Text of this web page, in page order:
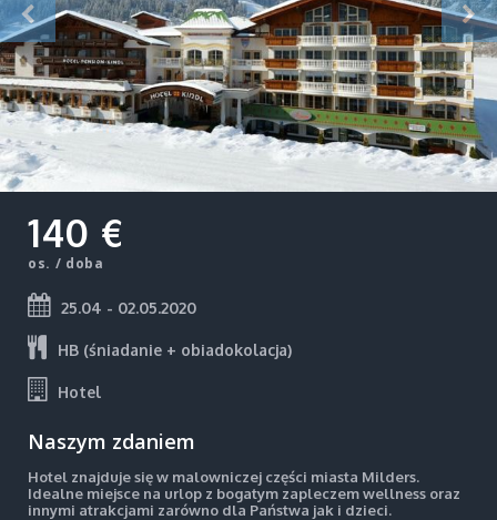
140 €
os. / doba
25.04 - 02.05.2020
HB (śniadanie + obiadokolacja)
Hotel
Naszym zdaniem
Hotel znajduje się w malowniczej części miasta Milders.
Idealne miejsce na urlop z bogatym zapleczem wellness oraz
innymi atrakcjami zarówno dla Państwa jak i dzieci.